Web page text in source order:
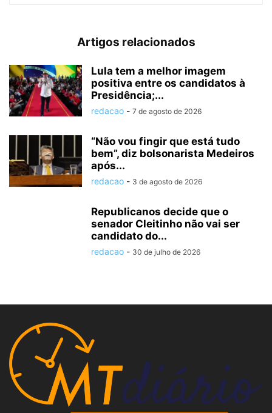
Artigos relacionados
Lula tem a melhor imagem
positiva entre os candidatos à
Presidência;...
redacao - 7 de agosto de 2026
“Não vou fingir que está tudo
bem”, diz bolsonarista Medeiros
após...
redacao - 3 de agosto de 2026
Republicanos decide que o
senador Cleitinho não vai ser
candidato do...
redacao - 30 de julho de 2026